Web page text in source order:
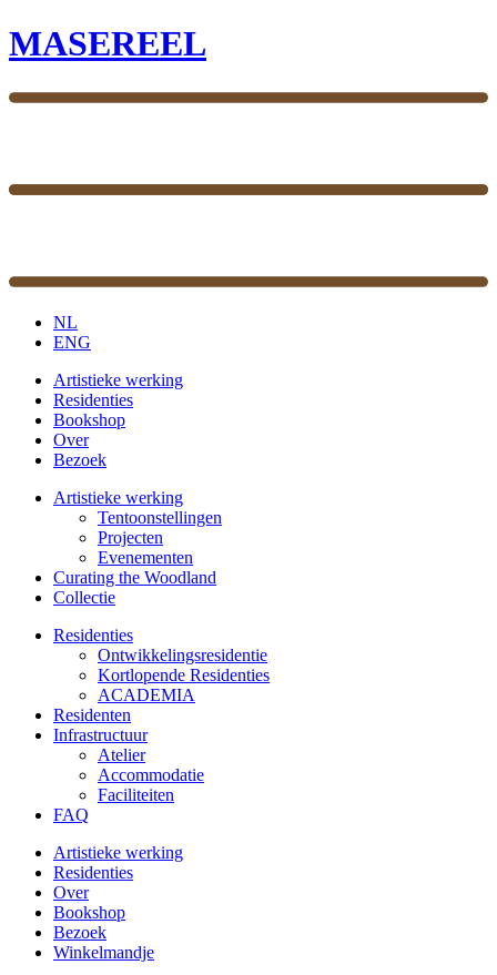
MASEREEL
NL
ENG
Artistieke werking
Residenties
Bookshop
Over
Bezoek
Artistieke werking
Tentoonstellingen
Projecten
Evenementen
Curating the Woodland
Collectie
Residenties
Ontwikkelings­residentie
Kortlopende Residenties
ACADEMIA
Residenten
Infrastructuur
Atelier
Accommodatie
Faciliteiten
FAQ
Artistieke werking
Residenties
Over
Bookshop
Bezoek
Winkelmandje